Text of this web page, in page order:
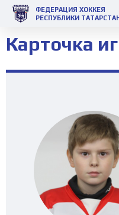
ФЕДЕРАЦИЯ ХОККЕЯ
РЕСПУБЛИКИ
Карточка